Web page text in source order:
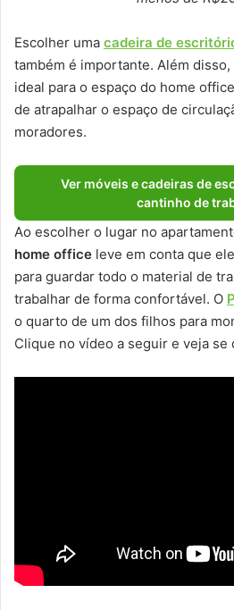
Escolher uma cadeira de
também é importante. Além
ideal para o espaço do home
de atrapalhar o espaço de
moradores.
Ver móveis e cadeiras de
cantinho de
Ao escolher o lugar no
home office leve em conta que
para guardar todo o material de
trabalhar de forma confortável. O
o quarto de um dos filhos para
Clique no vídeo a seguir e veja se